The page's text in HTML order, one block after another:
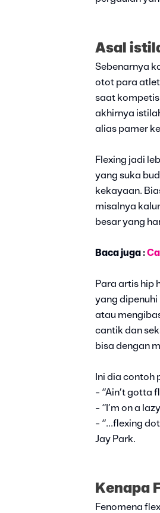
Asal
Sebenarnya
otot para
saat
akhirnya
alias pamer
Flexing jadi
yang suka
kekayaan.
misalnya
besar yang
Baca juga :
Para artis hip
yang dipenuhi
atau
cantik dan
bisa dengan
Ini dia contoh
- “Ain’t gotta
- “I’m on a
- “...flexing
Jay Park.
Kenapa
Fenomena